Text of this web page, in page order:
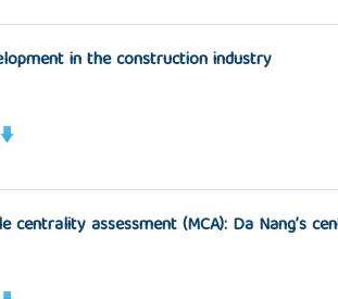
in the construction industry
assessment (MCA): Da Nang’s